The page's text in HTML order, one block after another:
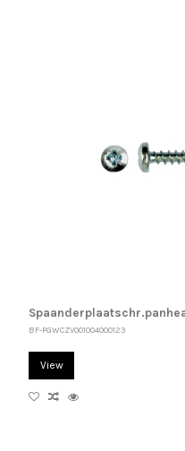
BF-PGWCZV001004000123
View